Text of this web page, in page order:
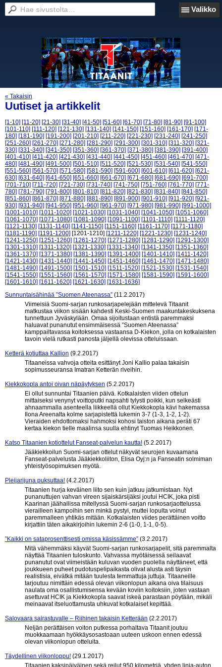
Valikko
« Takaisin
Uutiset ja artikkelit
[1-10] [11-20] [21-30] [31-40] [41-50] [51-60] [61-70] [71-80] [81-90] [91-100]
[101-110] [111-120] [121-130] [131-140] [141-150] [151-160] [161-170] [171-
180] [181-190] [191-200] [201-210] [211-220] [221-230] [231-240] [241-250]
[251-260] [261-270] [271-280] [281-290] [291-300] [301-310] [311-320] [321-
330] [331-340] [341-350] [351-360] [361-370] [371-380] [381-390] [391-400]
[401-410] [411-420] [421-430] [431-440] [441-450] [451-460] [461-470] [471-
480] [481-490] [491-500] [501-510] [511-520] [521-530] [531-540] [541-550]
[551-560] [561-570] [571-580] [581-590] [591-600] [601-610] [611-620] [621-
630] [631-640] [641-650] [651-660] [661-670] [671-680] [681-690] [691-700]
[701-710] [711-720] [721-730] [731-740] [741-750] [751-760] [761-770] [771-
780] [781-790] [791-800] [801-810] [811-820] [821-830] [831-840] [841-850]
[851-860] [861-870] [871-880] [881-890] [891-900] [901-910] [911-920] [921-
930] [931-940] [941-950] [951-960] [961-970] [971-980] [981-990] [991-1000]
[1001-1010] [1011-1020] [1021-1030] [1031-1040] [1041-1050] [1051-1060]
[1061-1070] [1071-1080] [1081-1090] [1091-1100] [1101-1110] [1111-1120]
[1121-1130] [1131-1140] [1141-1150] [1151-1160] [1161-1170] [1171-1180]
[1181-1190] [1191-1200] [1201-1210] [1211-1220] [1221-1230] [1231-1240]
[1241-1250] [1251-1260] [1261-1270] [1271-1280] [1281-1290] [1291-1300]
[1301-1310] [1311-1320] [1321-1330] [1331-1340] [1341-1350] [1351-1360]
[1361-1370] [1371-1380] [1381-1390] [1391-1400] [1401-1410] [1411-1420]
[1421-1430] [1431-1440] [1441-1450] [1451-1460] [1461-1470] [1471-1480]
[1481-1490] [1491-1500] [1501-1510] [1511-1520] [1521-1530] [1531-1540]
[1541-1550] [1551-1560] [1561-1570] [1571-1580] [1581-1590] [1591-1600]
[1601-1610] [1611-1620] [1621-1630] [1631-1636]
Sunnuntaisähinää ”Suomen Ateenassa” (11.2.2017)
Viimeisiä Suomi-sarjan runkosarjapelejään mittelevä Titaanit
matkustaa viikon sisään kahdesti Keski-Suomen maakuntakeskuksena
tunnettuun Jyväskylään. Omaa sijoitustaan entistä paremmaksi
haluavat punanutut ensimmäisessä ”Suomen Ateenassa”
kamppailtavassa koitoksessa vastaansa D-Kiekon, jolla on kotkalaisten
tavoin vielä rutkasti panosta jäljellä olevissa otteluissaan.
Ketterä kotiuttaa Kallion (9.2.2017)
Titaaneissa vahvoja otteita esittänyt Joni Kallio palaa takaisin
sopimusseuransa Imatran Ketterän riveihin.
Kiekkokopla antoi oivan näpäytyksen (5.2.2017)
Ei ollut sunnuntai Titaanien päivä. Kotkalaisten viiden ottelun
mittaiseksi venynyt voittoputki napsahti tylysti poikki, kun selkeästi
ahnaammalla asenteella liikkeellä ollut Kiekkokopla kävi hakemassa
Ilona Areenalta kolme sarjapistettä lukemin 3-7 (1-3, 1-2, 1-2).
Vieraiden ehdottomaksi hahmoksi kohosi taiston aikana peräti 67
kertaa kiekon tielle maalinsa suulla ehtinyt Tuomas Heikkonen.
Katso Titaanien kotiottelut Fanseat-palvelun kautta! (5.2.2017)
Jääkiekkoilun Suomi-sarjan ottelut näkyvät seurojen kuvaamana
Fanseat-palvelusta Jääkiekkoliiton, Elisa Oyj:n ja Fanseatin solmiman
yhteistyösopimuksen myötä.
Pleijarijuna puksuttaa! (4.2.2017)
Titaanien hurja keväinen liito sen kuin jatkuu jatkumistaan. Nyt
punanuttujen vahvan vireen sijaiskärsijäksi joutui HCIK, joka pisti
Kaarinan jäähallissa mitellyssä Suomi-sarjan runkosarjaottelussa
vierailleen kampoihin sen minkä pystyi, muttei lopulta voinut
paremmalleen yhtikäs mitään. Kotkalaisten viides perättäinen voitto
kirjattiin täten aikakirjoihin lukemin 2-6 (1-0, 1-1, 0-5).
”Kaikki on sataprosenttisesti omissa käsissämme” (3.2.2017)
Mitä vähemmäksi käyvät Suomi-sarjan runkosarjapelit, sitä paremmalta
näyttää Titaanien tuloskunto. Vahvassa myötäisessä seilaavat
punanutut ovat viimeistään kuluvan vuoden puolella näyttäneet, että
joukkueen puheet pudotuspelipaikasta olivat alusta asti täysin
realistisia, eivätkä mitään tuulesta temmattuja juttuja. Titaaneille
tarjoutuu nimittäin edessä olevan viikonlopun aikana oiva tilaisuus
naulata oma osallistumisensa kevään koviin koitoksiin, joten vastaan
asettuvat HCIK ja Kiekkokopla saavat iskeä parastaan pöytään, mikäli
meinaavat itseluottamusta uhkuvat kotkalaiset kepittää.
Salovaara sairastuvalle – Riihinen takaisin Ketterään (2.2.2017)
Neljän perättäisen voiton putkessa porhaltava Titaanit joutuu
muokkaamaan hyökkäysosastoaan uuteen uskoon ennen edessä
olevan viikonlopun otteluita.
Täydellinen viikonloppu! (29.1.2017)
Titaanien kaksipäiväinen sekä reilut 950 kilometriä, yhden linja-auton